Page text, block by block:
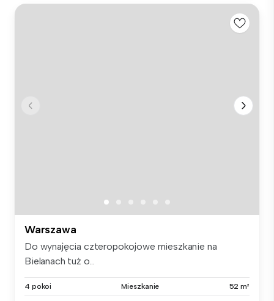
Warszawa
Do wynajęcia czteropokojowe mieszkanie na
Bielanach tuż o...
4 pokoi Mieszkanie 52 m²